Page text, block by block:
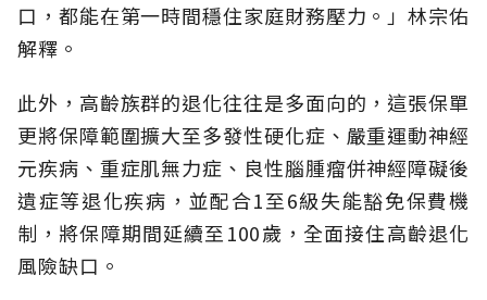
口，都能在第一時間穩住家庭財務壓力。」林宗佑
解釋。
此外，高齡族群的退化往往是多面向的，這張保單
更將保障範圍擴大至多發性硬化症、嚴重運動神經
元疾病、重症肌無力症、良性腦腫瘤併神經障礙後
遺症等退化疾病，並配合1至6級失能豁免保費機
制，將保障期間延續至100歲，全面接住高齡退化
風險缺口。